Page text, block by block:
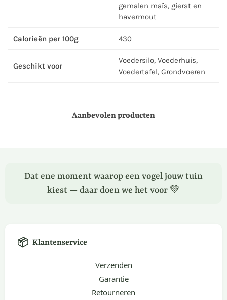
gemalen maïs, gierst en
havermout
Calorieën per 100g 430
Geschikt voor
Voedersilo, Voederhuis,
Voedertafel, Grondvoeren
Aanbevolen producten
Dat ene moment waarop een vogel jouw tuin
kiest — daar doen we het voor 💚
📦 Klantenservice
Verzenden
Garantie
Retourneren